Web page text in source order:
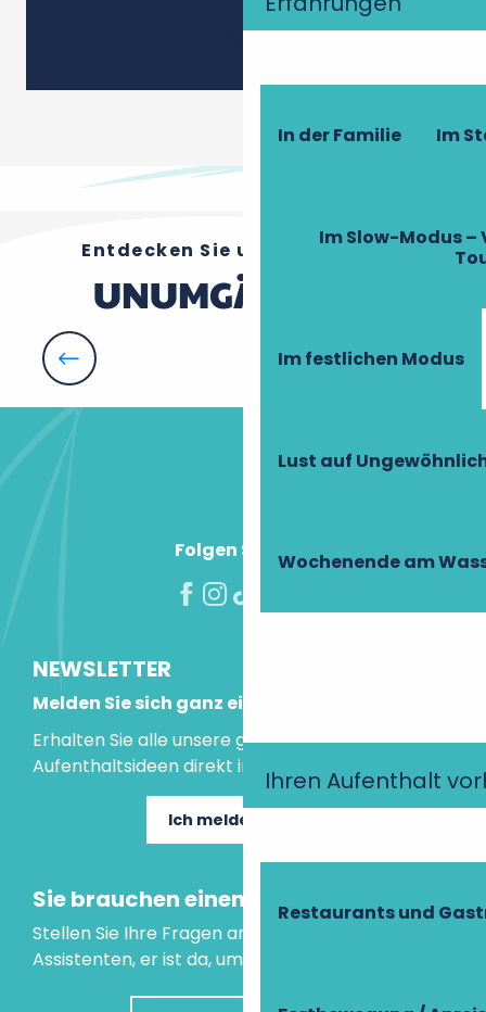
In der Familie Im
Im Slow-Modus
Im festlichen Modus
Lust auf
Wochenende am
Ihren Aufenthalt
Restaurants und
Ajouter
Entdecken Sie unsere anderen
UNUMGÄNGLICH
Ein Pferd
Folgen Sie uns!
NEWSLETTER
Melden Sie sich ganz einfach an!
Erhalten Sie alle unsere guten Tipps und
Aufenthaltsideen direkt in Ihre Mailbox.
Ich melde mich an
Sie brauchen einen Rat?
Stellen Sie Ihre Fragen an unseren virtuellen
Assistenten, er ist da, um Ihnen zu helfen.